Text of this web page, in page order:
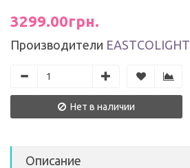
3299.00грн.
Производители EASTCOLIGHT
Нет в наличии
Описание